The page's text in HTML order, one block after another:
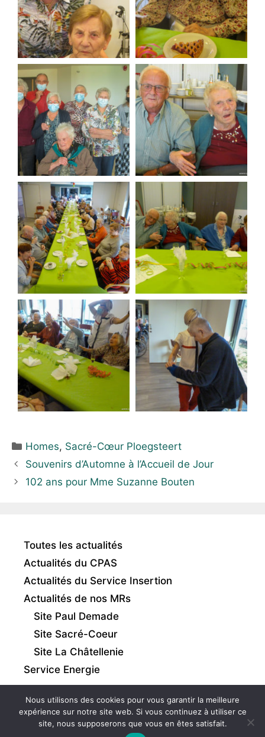
Homes, Sacré-Cœur Ploegsteert
Souvenirs d’Automne à l’Accueil de Jour
102 ans pour Mme Suzanne Bouten
Toutes les actualités
Actualités du CPAS
Actualités du Service Insertion
Actualités de nos MRs
Site Paul Demade
Site Sacré-Coeur
Site La Châtellenie
Service Energie
Intranet|Mentions légales|Gestion des cookies
Nous utilisons des cookies pour vous garantir la meilleure
expérience sur notre site web. Si vous continuez à utiliser ce
site, nous supposerons que vous en êtes satisfait.